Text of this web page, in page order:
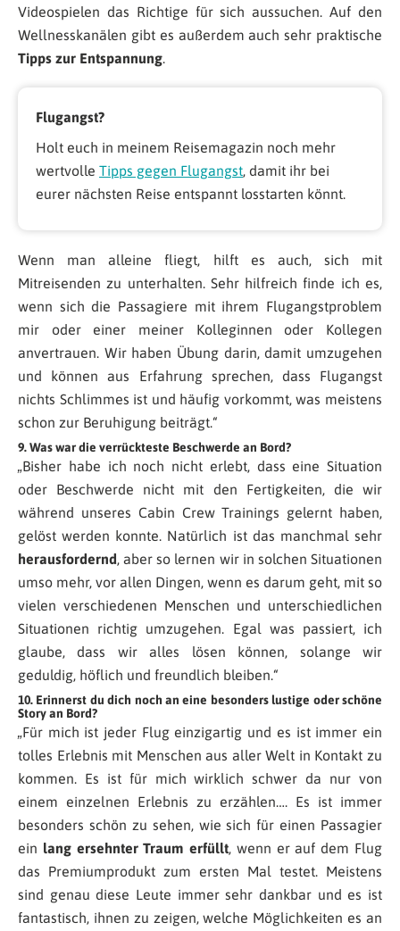
Videospielen das Richtige für sich aussuchen. Auf den
Wellnesskanälen gibt es außerdem auch sehr praktische
Tipps zur Entspannung.
Flugangst?
Holt euch in meinem Reisemagazin noch mehr
wertvolle Tipps gegen Flugangst, damit ihr bei
eurer nächsten Reise entspannt losstarten könnt.
Wenn man alleine fliegt, hilft es auch, sich mit
Mitreisenden zu unterhalten. Sehr hilfreich finde ich es,
wenn sich die Passagiere mit ihrem Flugangstproblem
mir oder einer meiner Kolleginnen oder Kollegen
anvertrauen. Wir haben Übung darin, damit umzugehen
und können aus Erfahrung sprechen, dass Flugangst
nichts Schlimmes ist und häufig vorkommt, was meistens
schon zur Beruhigung beiträgt.“
9. Was war die verrückteste Beschwerde an Bord?
„Bisher habe ich noch nicht erlebt, dass eine Situation
oder Beschwerde nicht mit den Fertigkeiten, die wir
während unseres Cabin Crew Trainings gelernt haben,
gelöst werden konnte. Natürlich ist das manchmal sehr
herausfordernd, aber so lernen wir in solchen Situationen
umso mehr, vor allen Dingen, wenn es darum geht, mit so
vielen verschiedenen Menschen und unterschiedlichen
Situationen richtig umzugehen. Egal was passiert, ich
glaube, dass wir alles lösen können, solange wir
geduldig, höflich und freundlich bleiben.“
10. Erinnerst du dich noch an eine besonders lustige oder schöne
Story an Bord?
„Für mich ist jeder Flug einzigartig und es ist immer ein
tolles Erlebnis mit Menschen aus aller Welt in Kontakt zu
kommen. Es ist für mich wirklich schwer da nur von
einem einzelnen Erlebnis zu erzählen…. Es ist immer
besonders schön zu sehen, wie sich für einen Passagier
ein lang ersehnter Traum erfüllt, wenn er auf dem Flug
das Premiumprodukt zum ersten Mal testet. Meistens
sind genau diese Leute immer sehr dankbar und es ist
fantastisch, ihnen zu zeigen, welche Möglichkeiten es an